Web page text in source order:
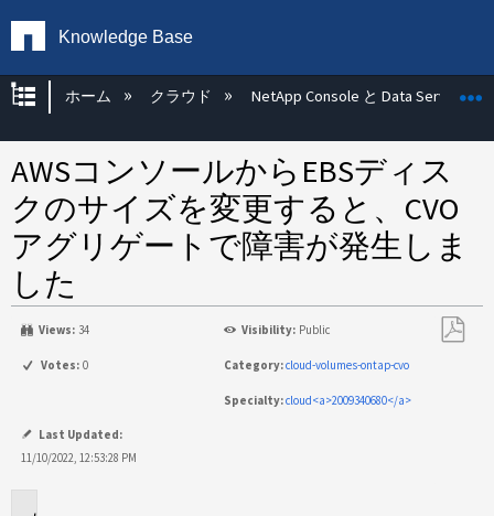
Knowledge Base
グローバル階層を展開/折りたたむ
ホーム クラウド NetApp Console と Data Services
AWSコンソールからEBSディス
クのサイズを変更すると、CVO
アグリゲートで障害が発生しま
した
Views: 34 Visibility: Public
Votes: 0 Category:cloud-volumes-ontap-cvo
Specialty:cloud<a>2009340680</a>
Last Updated:
11/10/2022, 12:53:28 PM